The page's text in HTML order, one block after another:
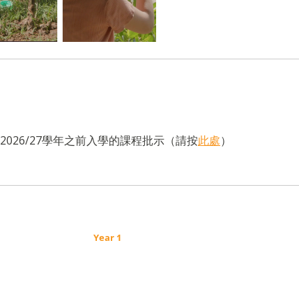
2026/27學年之前入學的課程批示 （請按此處）
Year 1